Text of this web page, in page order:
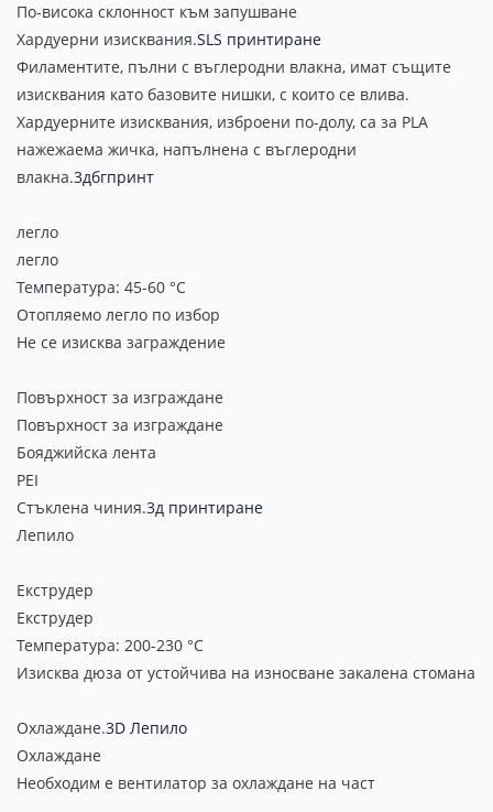
По-висока склонност към запушване
Хардуерни изисквания.SLS принтиране
Филаментите, пълни с въглеродни влакна, имат същите
изисквания като базовите нишки, с които се влива.
Хардуерните изисквания, изброени по-долу, са за PLA
нажежаема жичка, напълнена с въглеродни
влакна.3дбгпринт
легло
легло
Температура: 45-60 °C
Отопляемо легло по избор
Не се изисква заграждение
Повърхност за изграждане
Повърхност за изграждане
Бояджийска лента
PEI
Стъклена чиния.3д принтиране
Лепило
Екструдер
Екструдер
Температура: 200-230 °C
Изисква дюза от устойчива на износване закалена стомана
Охлаждане.3D Лепило
Охлаждане
Необходим е вентилатор за охлаждане на част